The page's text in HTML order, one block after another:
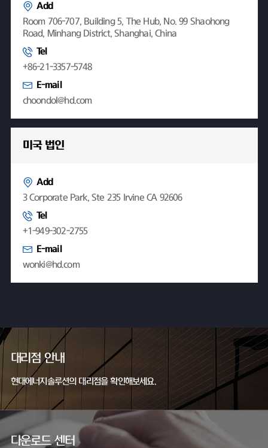
Add
Room 706-707, Building 5, The Hub, No. 99 Shaohong
Road, Minhang District, Shanghai, China
Tel
+86-21-3357-5748
E-mail
choondol@hd.com
미국 법인
Add
3 Corporate Park, Ste 235 Irvine CA 92606
Tel
+1-949-302-2755
E-mail
wonki@hd.com
대리점 안내
현대에너지솔루션의 대리점을 확인해보세요.
다운로드 센터